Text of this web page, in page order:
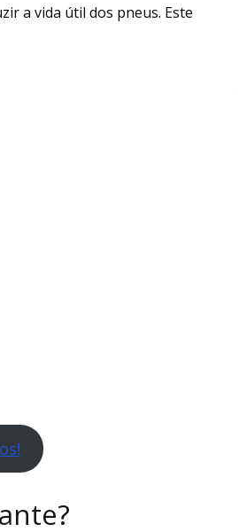
a vida útil dos pneus. Este